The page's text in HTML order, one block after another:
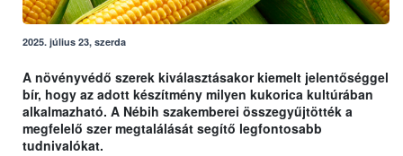
2025. július 23, szerda
A növényvédő szerek kiválasztásakor kiemelt jelentőséggel
bír, hogy az adott készítmény milyen kukorica kultúrában
alkalmazható. A Nébih szakemberei összegyűjtötték a
megfelelő szer megtalálását segítő legfontosabb
tudnivalókat.